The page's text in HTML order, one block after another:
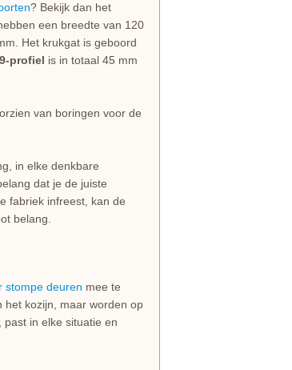
? Bekijk dan het
een breedte van 120
Het krukgat is geboord
profiel is in totaal 45 mm
van boringen voor de
in elke denkbare
dat je de juiste
fabriek infreest, kan de
belang.
stompe deuren mee te
het kozijn, maar worden op
in elke situatie en